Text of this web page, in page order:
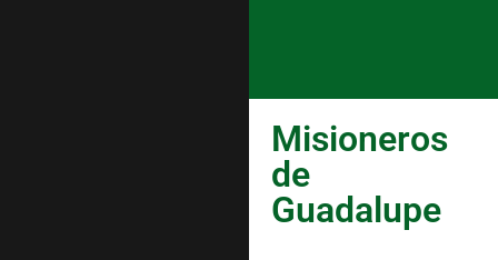
Misioneros
de
Guadalupe